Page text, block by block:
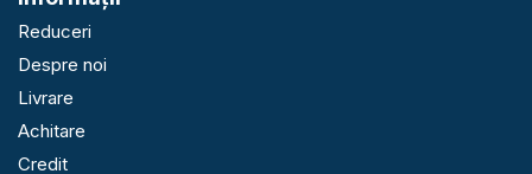
Reduceri
Despre noi
Livrare
Achitare
Credit